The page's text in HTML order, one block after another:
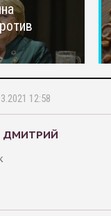
12:58
ДМИТРИЙ